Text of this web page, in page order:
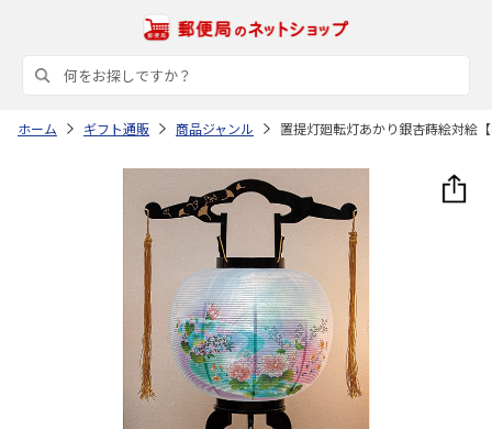
ホーム ギフト通販 商品ジャンル 置提灯廻転灯あかり銀杏蒔絵対絵